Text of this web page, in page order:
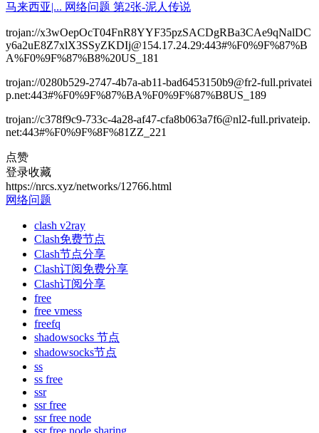
trojan://x3wOepOcT04FnR8YYF35pzSACDgRBa3CAe9qNalDC
y6a2uE8Z7xlX3SSyZKDIj@154.17.24.29:443#%F0%9F%87%B
A%F0%9F%87%B8%20US_181
trojan://0280b529-2747-4b7a-ab11-bad6453150b9@fr2-full.privatei
p.net:443#%F0%9F%87%BA%F0%9F%87%B8US_189
trojan://c378f9c9-733c-4a28-af47-cfa8b063a7f6@nl2-full.privateip.
net:443#%F0%9F%8F%81ZZ_221
点赞
登录收藏
https://nrcs.xyz/networks/12766.html
网络问题
clash v2ray
Clash免费节点
Clash节点分享
Clash订阅免费分享
Clash订阅分享
free
free vmess
freefq
shadowsocks 节点
shadowsocks节点
ss
ss free
ssr
ssr free
ssr free node